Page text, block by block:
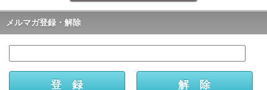
メルマガ登録・解除